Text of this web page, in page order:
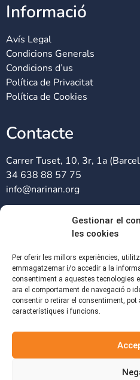
Gestionar el
les cookies
Per oferir les millors experiències,
emmagatzemar i/o accedir a la
consentiment a aquestes tecnologies
ara el comportament de navegació o
consentir o retirar el consentiment,
característiques i funcions.
Informació
Avís Legal
Condicions Generals
Condicions d’us
Política de Privacitat
Política de Cookies
Contacte
Carrer Tuset, 10, 3r, 1a
34 638 88 57 75
info@narinan.org
Xarxes Socials
Associació sense ànim de
educatiu a infants de 6 a 12